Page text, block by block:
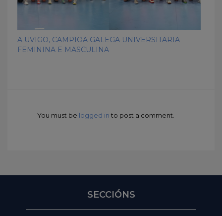
A UVIGO, CAMPIOA GALEGA UNIVERSITARIA
FEMININA E MASCULINA
You must be logged in to post a comment.
SECCIÓNS